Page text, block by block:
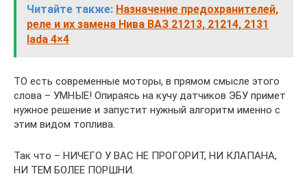
Читайте также: Назначение предохранителей,
реле и их замена Нива ВАЗ 21213, 21214, 2131
lada 4×4
ТО есть современные моторы, в прямом смысле этого
слова – УМНЫЕ! Опираясь на кучу датчиков ЭБУ примет
нужное решение и запустит нужный алгоритм именно с
этим видом топлива.
Так что – НИЧЕГО У ВАС НЕ ПРОГОРИТ, НИ КЛАПАНА,
НИ ТЕМ БОЛЕЕ ПОРШНИ.